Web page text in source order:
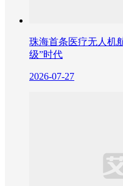
珠海首条医疗无人机
级”时代
2026-07-27